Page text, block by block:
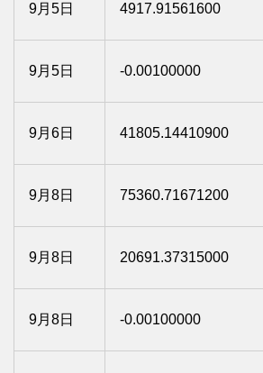
9月5日 4917.91561600
9月5日 -0.00100000
9月6日 41805.14410900
9月8日 75360.71671200
9月8日 20691.37315000
9月8日 -0.00100000